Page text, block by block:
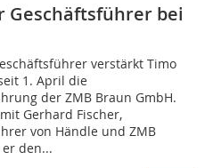
Geschäftsführer bei
verstärkt Timo
1. April die
der ZMB Braun GmbH.
Gerhard Fischer,
von Händle und ZMB
den...